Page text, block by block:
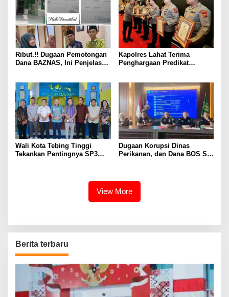
Ribut.!! Dugaan Pemotongan
Dana BAZNAS, Ini Penjelasan
Kapolres Lahat Terima
Penghargaan Predikat
Wali Kota Tebing Tinggi
Tekankan Pentingnya SP3
Dugaan Korupsi Dinas
Perikanan, dan Dana BOS SD
View More
Berita terbaru